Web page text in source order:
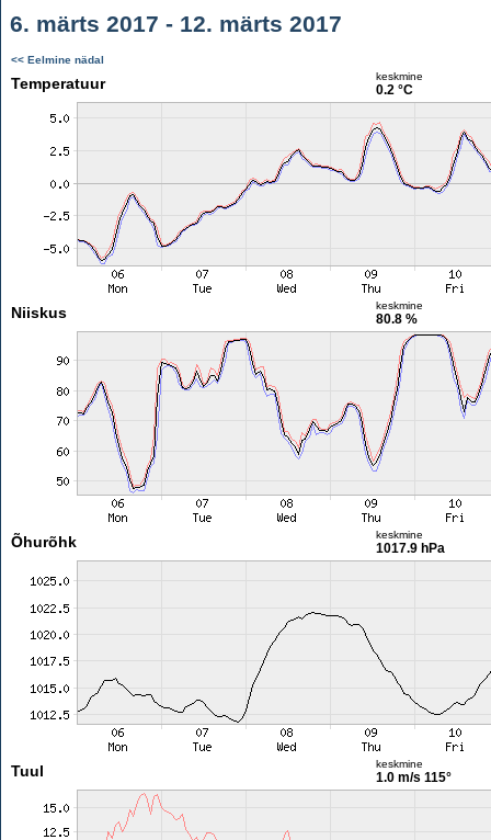
6. märts 2017 - 12. märts 2017
<< Eelmine nädal
Temperatuur keskmine
0.2 °C
Niiskus keskmine
80.8 %
Õhurõhk keskmine
1017.9 hPa
Tuul keskmine
1.0 m/s 115°